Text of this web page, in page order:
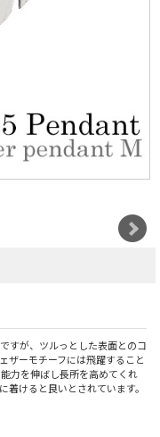
すが、ツルっとした表面とのコ
ザーモチーフには飛躍すること
力を伸ばし長所を高めてくれ
けると良いとされています。